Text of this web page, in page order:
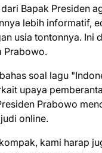
Bapak Presiden
lebih informatif,
usia tontonnya. Ini
Prabowo.
soal lagu
upaya
Prabowo
online.
kami harap